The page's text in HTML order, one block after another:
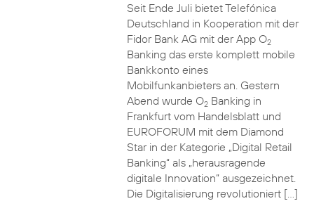
Seit Ende Juli bietet Telefónica
Deutschland in Kooperation mit der
Fidor Bank AG mit der App O2
Banking das erste komplett mobile
Bankkonto eines
Mobilfunkanbieters an. Gestern
Abend wurde O2Banking in
Frankfurt vom Handelsblatt und
EUROFORUM mit dem Diamond
Star in der Kategorie „Digital Retail
Banking“ als „herausragende
digitale Innovation“ ausgezeichnet.
Die Digitalisierung revolutioniert […]